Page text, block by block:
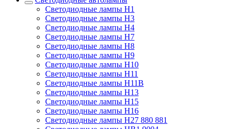
Светодиодные лампы H1
Светодиодные лампы H3
Светодиодные лампы H4
Светодиодные лампы H7
Светодиодные лампы H8
Светодиодные лампы H9
Светодиодные лампы H10
Светодиодные лампы H11
Светодиодные лампы H11B
Светодиодные лампы H13
Светодиодные лампы H15
Светодиодные лампы H16
Светодиодные лампы H27 880 881